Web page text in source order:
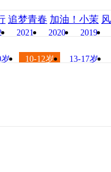
追梦青春 加油！小茉
2021 2020 2019
岁 10-12岁 13-17岁